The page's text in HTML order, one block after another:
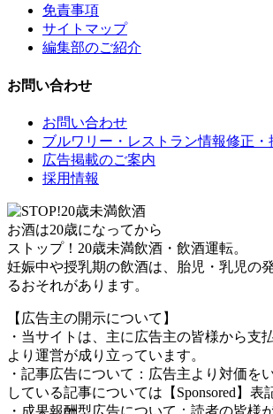
免責事項
サイトマップ
編集部のご紹介
お問い合わせ
お問い合わせ
ブルワリー・レストラン情報修正・
広告掲載のご案内
採用情報
お酒は20歳になってから
ストップ！20歳未満飲酒・飲酒運転。
妊娠中や授乳期の飲酒は、胎児・乳児の
るおそれがあります。
【広告主の開示について】
・当サイトは、主に広告主の皆様から支
より運営が成り立っています。
・記事広告について：広告主より対価を
している記事については【Sponsored】表
・成果報酬型広告について：読者の皆様